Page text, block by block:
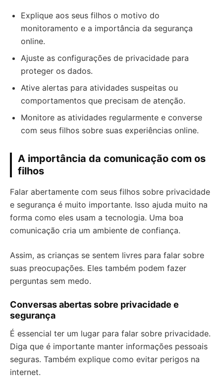
Explique aos seus filhos o motivo do
monitoramento e a importância da segurança
online.
Ajuste as configurações de privacidade para
proteger os dados.
Ative alertas para atividades suspeitas ou
comportamentos que precisam de atenção.
Monitore as atividades regularmente e converse
com seus filhos sobre suas experiências online.
A importância da comunicação com os
filhos
Falar abertamente com seus filhos sobre privacidade
e segurança é muito importante. Isso ajuda muito na
forma como eles usam a tecnologia. Uma boa
comunicação cria um ambiente de confiança.
Assim, as crianças se sentem livres para falar sobre
suas preocupações. Eles também podem fazer
perguntas sem medo.
Conversas abertas sobre privacidade e
segurança
É essencial ter um lugar para falar sobre privacidade.
Diga que é importante manter informações pessoais
seguras. Também explique como evitar perigos na
internet.